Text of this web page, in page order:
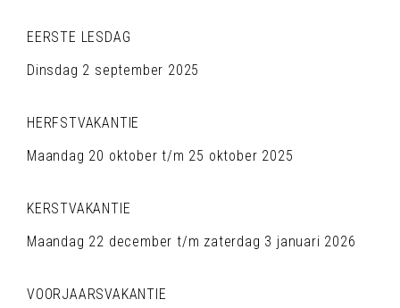
EERSTE LESDAG
Dinsdag 2 september 2025
HERFSTVAKANTIE
Maandag 20 oktober t/m 25 oktober 2025
KERSTVAKANTIE
Maandag 22 december t/m zaterdag 3 januari 2026
VOORJAARSVAKANTIE